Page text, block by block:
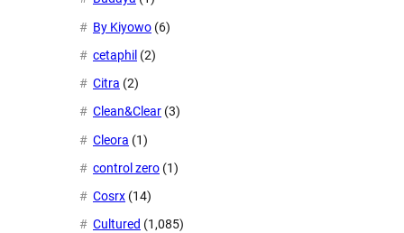
By Kiyowo (6)
cetaphil (2)
Citra (2)
Clean&Clear (3)
Cleora (1)
control zero (1)
Cosrx (14)
Cultured (1,085)